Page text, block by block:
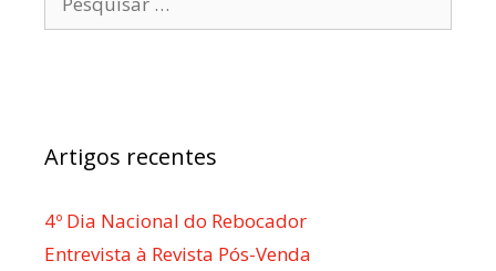
por:
Artigos recentes
4º Dia Nacional do Rebocador
Entrevista à Revista Pós-Venda